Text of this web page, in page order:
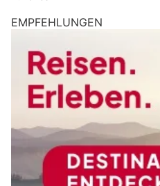
EMPFEHLUNGEN